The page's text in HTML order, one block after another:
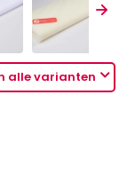
alle varianten